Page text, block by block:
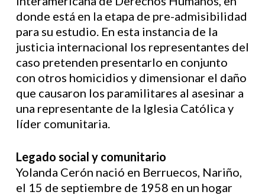
donde está en la etapa de pre-admisibilidad
para su estudio. En esta instancia de la
justicia internacional los representantes del
caso pretenden presentarlo en conjunto
con otros homicidios y dimensionar el daño
que causaron los paramilitares al asesinar a
una representante de la Iglesia Católica y
líder comunitaria.
Legado social y comunitario
Yolanda Cerón nació en Berruecos, Nariño,
el 15 de septiembre de 1958 en un hogar